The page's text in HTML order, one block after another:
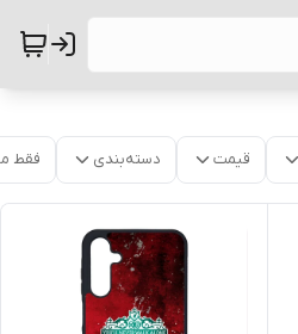
قیمت دسته‌بندی فقط